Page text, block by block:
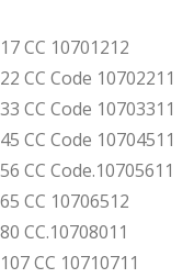
CC 10701212
CC Code 10702211
CC Code 10703311
CC Code 10704511
CC Code.10705611
CC 10706512
CC.10708011
CC 10710711